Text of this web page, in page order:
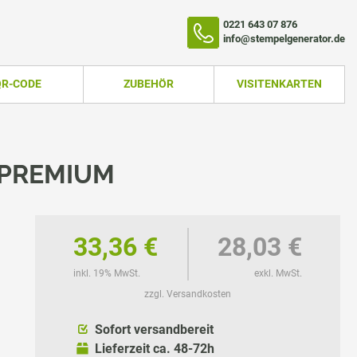
0221 643 07 876
info@stempelgenerator.de
CODE ZUBEHÖR VISITENKARTEN
33,36 €
inkl. 19% MwSt.
28,03 €
exkl. MwSt.
zzgl. Versandkosten
Sofort versandbereit
Lieferzeit ca. 48-72h